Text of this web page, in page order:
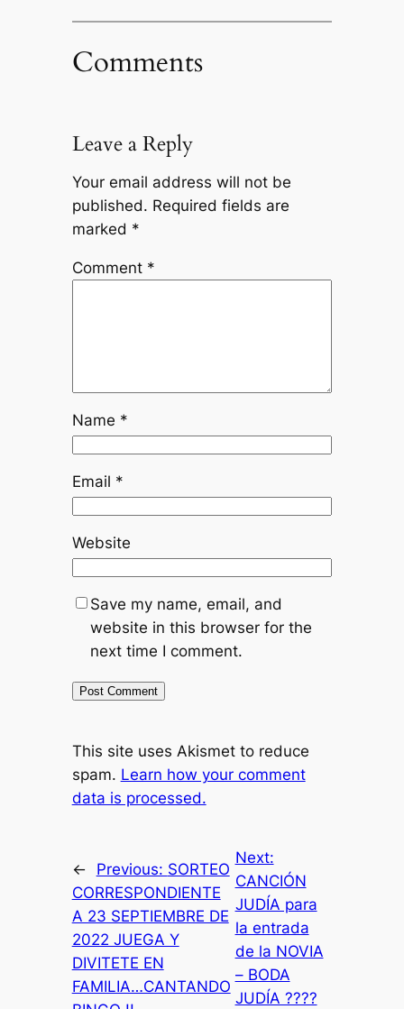
Comments
Leave a Reply
Your email address will not be
published. Required fields are
marked *
Comment *
Name *
Email *
Website
Save my name, email, and
website in this browser for the
next time I comment.
This site uses Akismet to reduce
spam. Learn how your comment
data is processed.
← Previous: SORTEO
CORRESPONDIENTE
A 23 SEPTIEMBRE DE
2022 JUEGA Y
DIVITETE EN
FAMILIA…CANTANDO
Next:
CANCIÓN
JUDÍA para
la entrada
de la NOVIA
– BODA
JUDÍA ????